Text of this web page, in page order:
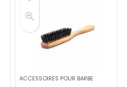
ACCESSOIRES POUR BARBE